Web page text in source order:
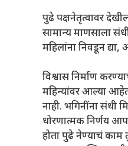
पुढे पक्षनेतृत्वावर
सामान्य माणसाला
महिलांना निवडून
विश्वास निर्माण
महिन्यांवर आल्या
नाही. भगिनींना संधी
धोरणात्मक निर्णय
होता पुढे नेण्याचं